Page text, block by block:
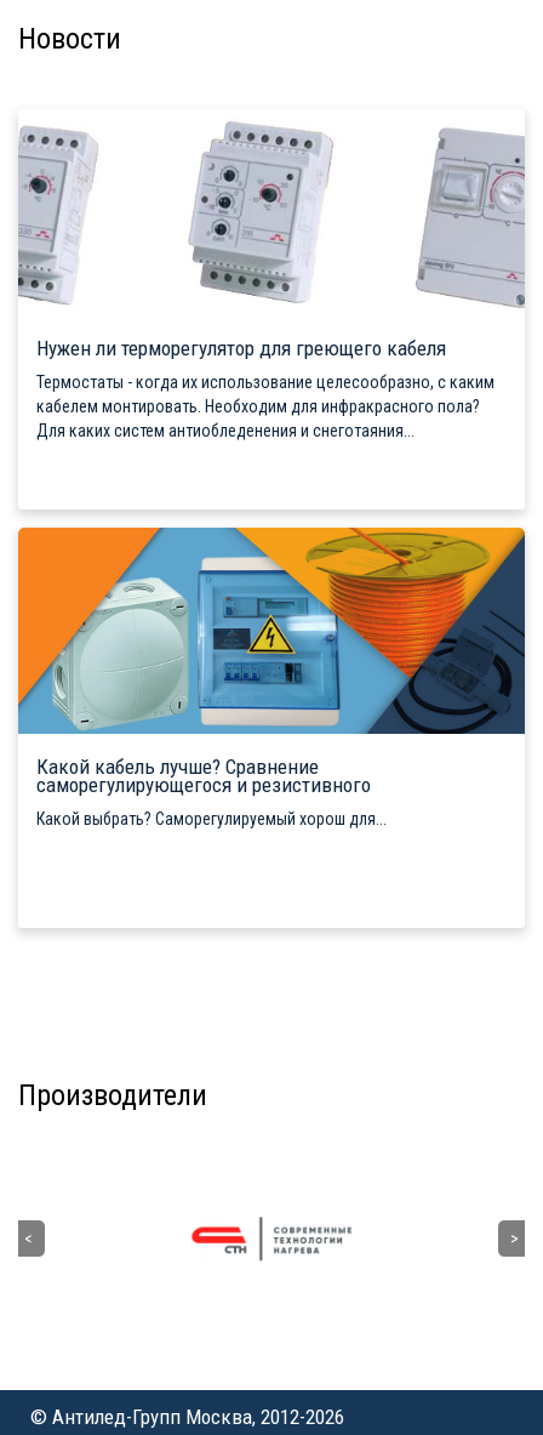
Новости
Нужен ли терморегулятор для греющего кабеля
Термостаты - когда их использование целесообразно, с каким
кабелем монтировать. Необходим для инфракрасного пола?
Для каких систем антиобледенения и снеготаяния...
Какой кабель лучше? Сравнение
саморегулирующегося и резистивного
Какой выбрать? Саморегулируемый хорош для...
Производители
© Антилед-Групп Москва, 2012-2026